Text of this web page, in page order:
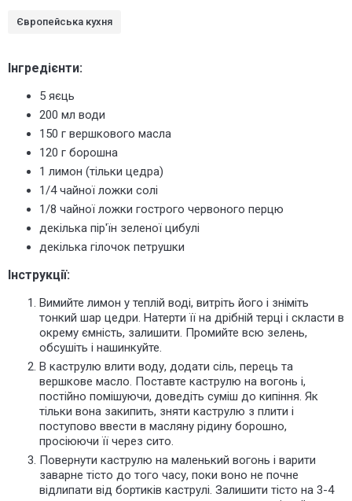
Європейська кухня
Інгредієнти:
5 яєць
200 мл води
150 г вершкового масла
120 г борошна
1 лимон (тільки цедра)
1/4 чайної ложки солі
1/8 чайної ложки гострого червоного перцю
декілька пір'їн зеленої цибулі
декілька гілочок петрушки
Інструкції:
Вимийте лимон у теплій воді, витріть його і зніміть
тонкий шар цедри. Натерти її на дрібній терці і скласти в
окрему ємність, залишити. Промийте всю зелень,
обсушіть і нашинкуйте.
В каструлю влити воду, додати сіль, перець та
вершкове масло. Поставте каструлю на вогонь і,
постійно помішуючи, доведіть суміш до кипіння. Як
тільки вона закипить, зняти каструлю з плити і
поступово ввести в масляну рідину борошно,
просіюючи її через сито.
Повернути каструлю на маленький вогонь і варити
заварне тісто до того часу, поки воно не почне
відлипати від бортиків каструлі. Залишити тісто на 3-4